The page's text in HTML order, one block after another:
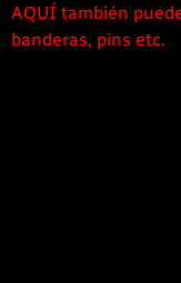
1win
casino
AQUÍ también
banderas, pins etc.